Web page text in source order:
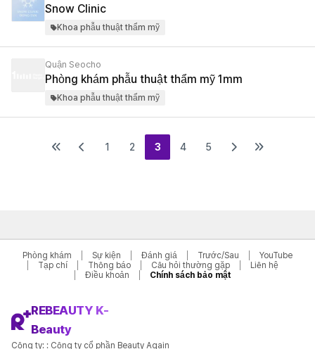
Snow Clinic
Khoa phẫu thuật thẩm mỹ
Quận Seocho
Phòng khám phẫu thuật thẩm mỹ 1mm
Khoa phẫu thuật thẩm mỹ
1 2 3 4 5
Phòng khám Sự kiện Đánh giá Trước/Sau
YouTube
Tạp chí
Thông báo Câu hỏi thường gặp
Liên hệ
Điều khoản
Chính sách bảo mật
REBEAUTY K-
Beauty
Công ty: : Công ty cổ phần Beauty Again